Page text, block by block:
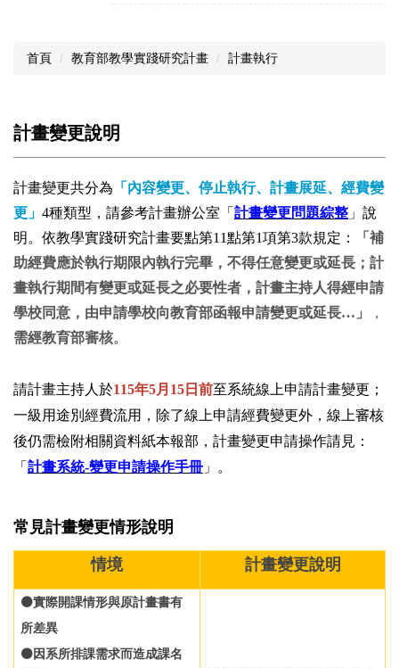
首頁 教育部教學實踐研究計畫 計畫執行
計畫變更說明
計畫變更共分為 「內容變更、停止執行、計畫展延、經費變
更」 4種類型， 請參考計畫辦公室 「 計畫變更問題綜整 」說
明。 依教學實踐研究計畫要點第11點第1項第3款規定：
「補
助經費應於執行期限內執行完畢，不得任意變更或延長；計
畫執行期間有變更或延長之必要性者，計畫主持人得經申請
學校同意，由申請學校向教育部函報申請變更或延長…」
，
需經教育部審核。
請計畫主持人於115年5月15日前至系統線上申請計畫變更；
一級用途別經費流用，除了線上申請經費變更外，線上審核
後仍需檢附相關資料紙本報部， 計畫變更申請操作請見：
「 計畫系統-變更申請操作手冊 」。
常見計畫變更情形說明
情境 計畫變更說明
⚫實際開課情形與原計畫書有
所差異
⚫因系所排課需求而造成課名